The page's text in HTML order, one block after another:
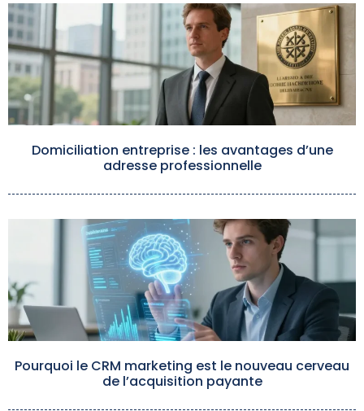
Domiciliation entreprise : les avantages d’une
adresse professionnelle
Pourquoi le CRM marketing est le nouveau cerveau
de l’acquisition payante